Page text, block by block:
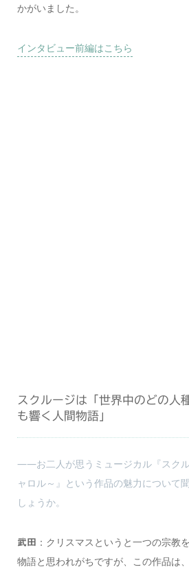
かがいました。
インタビュー前編はこちら
スクルージは「世界中のどの人
も響く人間物語」
――お二人が思うミュージカル『スク
ャロル～』という作品の魅力について
しょうか。
武田
：クリスマスというと一つの宗教
物語と思われがちですが、この作品は